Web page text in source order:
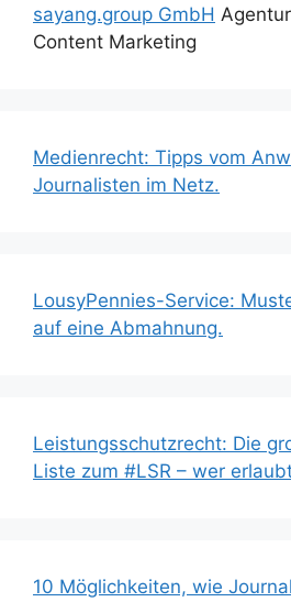
sayang.group GmbH
Content Marketing
Medienrecht: Tipps vom
Journalisten im Netz.
LousyPennies-Service:
auf eine Abmahnung.
Leistungsschutzrecht: Die
Liste zum #LSR – wer
10 Möglichkeiten, wie